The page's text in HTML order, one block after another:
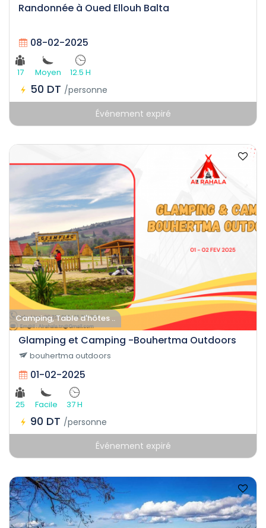
Randonnée à Oued Ellouh Balta
08-02-2025
17 Moyen 12.5 H
50 DT /personne
Événement expiré
Camping, Table d'hôtes ..
Glamping et Camping -Bouhertma Outdoors
bouhertma outdoors
01-02-2025
25 Facile 37 H
90 DT /personne
Événement expiré